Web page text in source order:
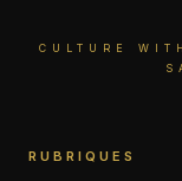
CULTURE
RUBRIQUES